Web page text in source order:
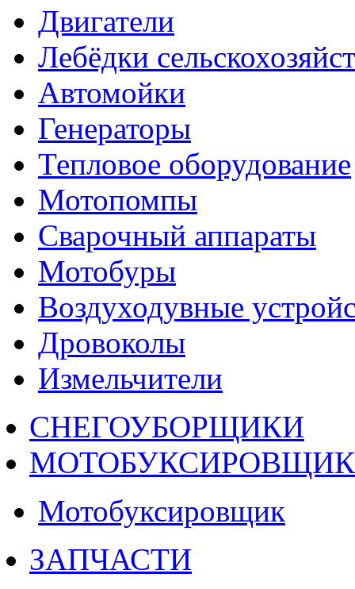
Двигатели
Лебёдки
Автомойки
Генераторы
Тепловое оборудование
Мотопомпы
Сварочный аппараты
Мотобуры
Воздуходувные
Дровоколы
Измельчители
СНЕГОУБОРЩИКИ
Мотобуксировщик
ЗАПЧАСТИ